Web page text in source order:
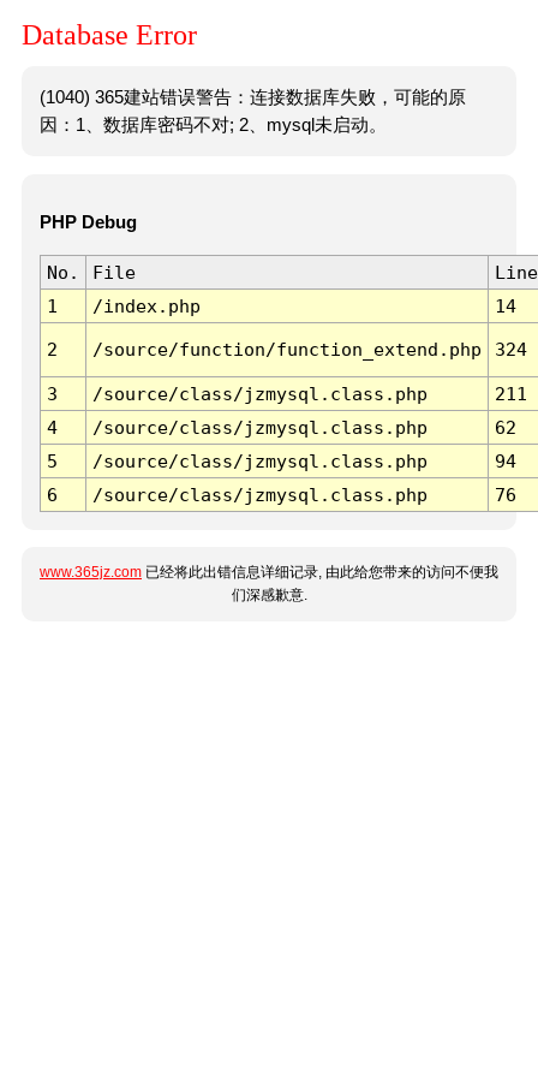
Database Error
(1040) 365建站错误警告：连接数据库失败，可能的原
因：1、数据库密码不对; 2、mysql未启动。
PHP Debug
No. File
Line
1
/index.php 14
2 /source/function/function_extend.php 324
3 /source/class/jzmysql.class.php
211
4
/source/class/jzmysql.class.php
62
5
/source/class/jzmysql.class.php
94
6
/source/class/jzmysql.class.php 76
www.365jz.com 已经将此出错信息详细记录, 由此给您带来的访问不便我
们深感歉意.